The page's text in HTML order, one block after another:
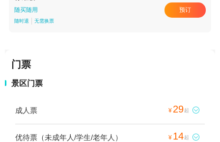
随买随用
随时退 无需换票
预订
门票
景区门票
成人票 ¥ 29起 
优待票（未成年人/学生/老年人） ¥ 14起 